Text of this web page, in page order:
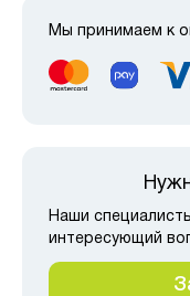
Мы принимаем к
Наши
интересующий